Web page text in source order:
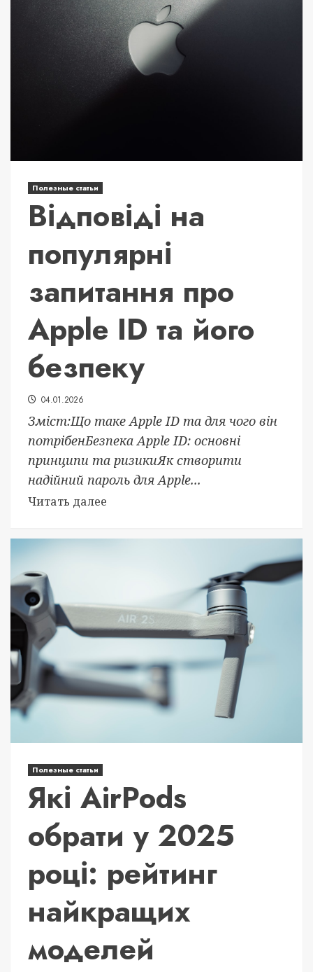
Полезные статьи
Відповіді на
популярні
запитання про
Apple ID та його
безпеку
04.01.2026
Зміст:Що таке Apple ID та для чого він
потрібенБезпека Apple ID: основні
принципи та ризикиЯк створити
надійний пароль для Apple...
Читать далее
Полезные статьи
Які AirPods
обрати у 2025
році: рейтинг
найкращих
моделей